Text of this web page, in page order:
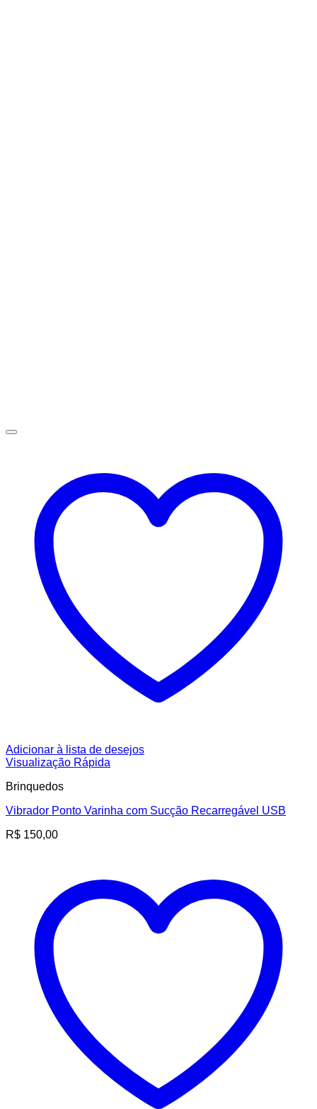
Adicionar à lista de desejos
Visualização Rápida
Brinquedos
Vibrador Ponto Varinha com Sucção Recarregável USB
R$ 150,00